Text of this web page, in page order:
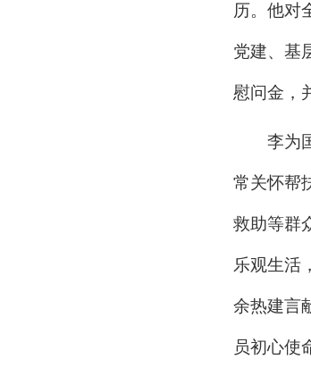
历。他对
党建、基
慰问金，
李为
常关怀帮
救助等群
乐观生活
余热建言
员初心使